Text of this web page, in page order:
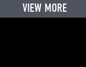
VIEW MORE